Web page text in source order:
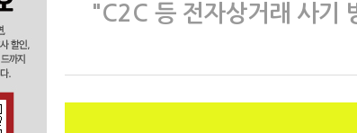
"C2C 등 전자상거래 사기